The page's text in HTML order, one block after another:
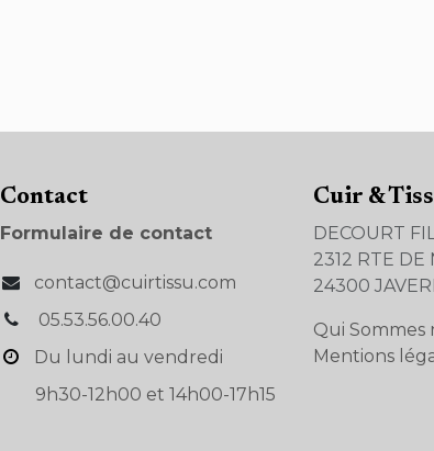
Con​tact
Formulaire de contact
contact@cuirtissu.com
05.53.56.00.40
Du lundi au vendredi
9h30-12h00 et 14h00-17h15
Cuir &
DECOURT
2312 RTE DE
24300
Qui Sommes
Mentions